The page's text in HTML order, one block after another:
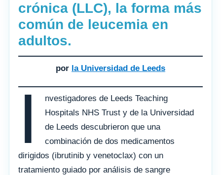
crónica (LLC), la forma más
común de leucemia en
adultos.
por la Universidad de Leeds
I
nvestigadores de Leeds Teaching
Hospitals NHS Trust y de la Universidad
de Leeds descubrieron que una
combinación de dos medicamentos
dirigidos (ibrutinib y venetoclax) con un
tratamiento guiado por análisis de sangre